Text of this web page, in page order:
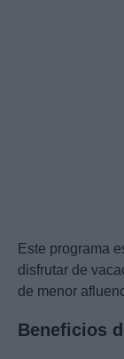
Este programa
disfrutar de
de menor
Beneficios